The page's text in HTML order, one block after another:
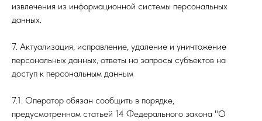
извлечения из информационной системы персональных
данных.
7. Актуализация, исправление, удаление и уничтожение
персональных данных, ответы на запросы субъектов на
доступ к персональным данным
7.1. Оператор обязан сообщить в порядке,
предусмотренном статьей 14 Федерального закона "О